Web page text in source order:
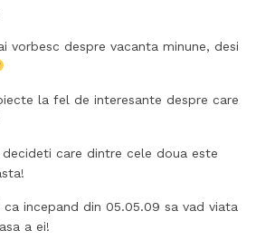
vorbesc despre vacanta minune, desi
la fel de interesante despre care
care dintre cele doua este
incepand din 05.05.09 sa vad viata
a ei!